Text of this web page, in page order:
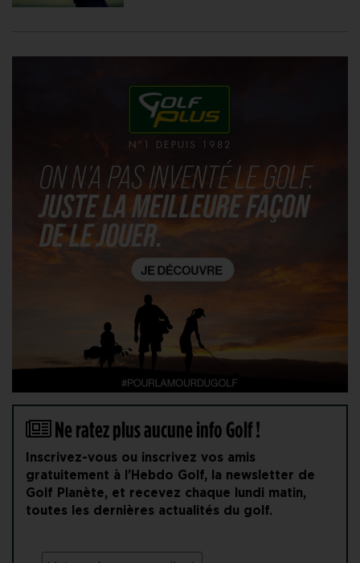
Ne ratez plus aucune info Golf !
Inscrivez-vous ou inscrivez vos amis
gratuitement à l'Hebdo Golf, la newsletter de
Golf Planète, et recevez chaque lundi matin,
toutes les dernières actualités du golf.